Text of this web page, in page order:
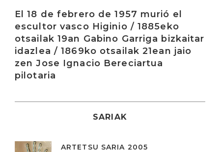
El 18 de febrero de 1957 murió el
escultor vasco Higinio / 1885eko
otsailak 19an Gabino Garriga bizkaitar
idazlea / 1869ko otsailak 21ean jaio
zen Jose Ignacio Bereciartua
pilotaria
SARIAK
ARTETSU SARIA 2005